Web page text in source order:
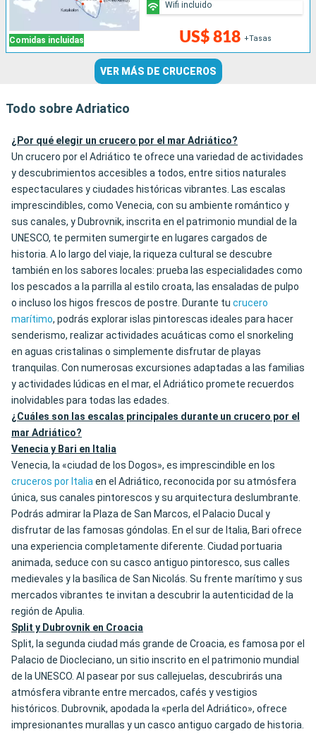
Comidas incluidas US$ 818 +Tasas
Wifi incluido
VER MÁS DE CRUCEROS
Todo sobre Adriatico
¿Por qué elegir un crucero por el mar Adriático?
Un crucero por el Adriático te ofrece una variedad de actividades
y descubrimientos accesibles a todos, entre sitios naturales
espectaculares y ciudades históricas vibrantes. Las escalas
imprescindibles, como Venecia, con su ambiente romántico y
sus canales, y Dubrovnik, inscrita en el patrimonio mundial de la
UNESCO, te permiten sumergirte en lugares cargados de
historia. A lo largo del viaje, la riqueza cultural se descubre
también en los sabores locales: prueba las especialidades como
los pescados a la parrilla al estilo croata, las ensaladas de pulpo
o incluso los higos frescos de postre. Durante tu crucero
marítimo, podrás explorar islas pintorescas ideales para hacer
senderismo, realizar actividades acuáticas como el snorkeling
en aguas cristalinas o simplemente disfrutar de playas
tranquilas. Con numerosas excursiones adaptadas a las familias
y actividades lúdicas en el mar, el Adriático promete recuerdos
inolvidables para todas las edades.
¿Cuáles son las escalas principales durante un crucero por el
mar Adriático?
Venecia y Bari en Italia
Venecia, la «ciudad de los Dogos», es imprescindible en los
cruceros por Italiaen el Adriático, reconocida por su atmósfera
única, sus canales pintorescos y su arquitectura deslumbrante.
Podrás admirar la Plaza de San Marcos, el Palacio Ducal y
disfrutar de las famosas góndolas. En el sur de Italia, Bari ofrece
una experiencia completamente diferente. Ciudad portuaria
animada, seduce con su casco antiguo pintoresco, sus calles
medievales y la basílica de San Nicolás. Su frente marítimo y sus
mercados vibrantes te invitan a descubrir la autenticidad de la
región de Apulia.
Split y Dubrovnik en Croacia
Split, la segunda ciudad más grande de Croacia, es famosa por el
Palacio de Diocleciano, un sitio inscrito en el patrimonio mundial
de la UNESCO. Al pasear por sus callejuelas, descubrirás una
atmósfera vibrante entre mercados, cafés y vestigios
históricos. Dubrovnik, apodada la «perla del Adriático», ofrece
impresionantes murallas y un casco antiguo cargado de historia.